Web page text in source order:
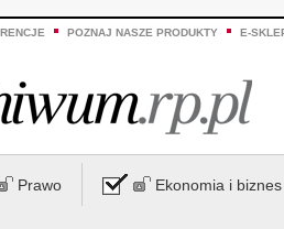
POZNAJ NASZE PRODUKTY E-
Prawo Ekonomia i biznes